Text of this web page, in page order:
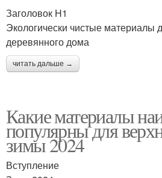
Заголовок H1
Экологически чистые материалы
деревянного дома
читать дальше →
Какие материалы
популярны для
зимы 2024
Вступление